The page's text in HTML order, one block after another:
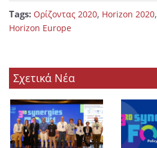
Tags: Ορίζοντας 2020, Horizon 2020,
Horizon Europe
Σχετικά Νέα